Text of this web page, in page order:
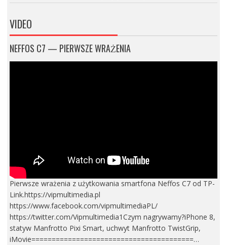
VIDEO
NEFFOS C7 — PIERWSZE WRAŻENIA
Pierwsze wrażenia z użytkowania smartfona Neffos C7 od TP-
Link.https://vipmultimedia.pl
https://www.facebook.com/vipmultimediaPL/
https://twitter.com/Vipmultimedia1Czym nagrywamy?iPhone 8,
statyw Manfrotto Pixi Smart, uchwyt Manfrotto TwistGrip,
iMovie========================================…